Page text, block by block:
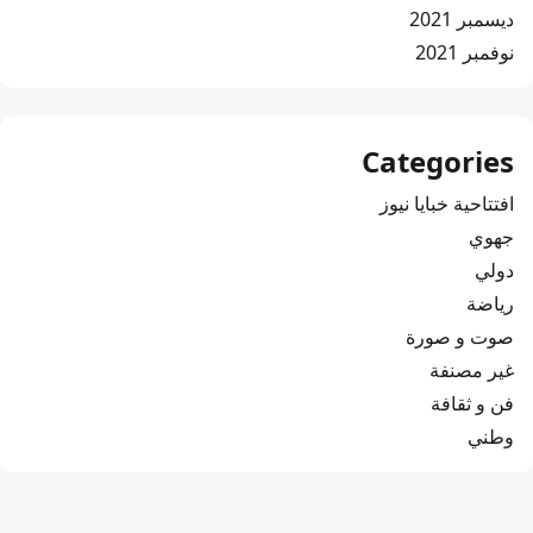
ديسمبر 2021
نوفمبر 2021
Categories
افتتاحية خبايا نيوز
جهوي
دولي
رياضة
صوت و صورة
غير مصنفة
فن و ثقافة
وطني